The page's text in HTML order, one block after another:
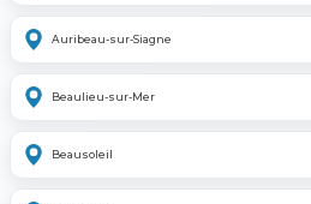
Auribeau-sur-Siagne
Beaulieu-sur-Mer
Beausoleil